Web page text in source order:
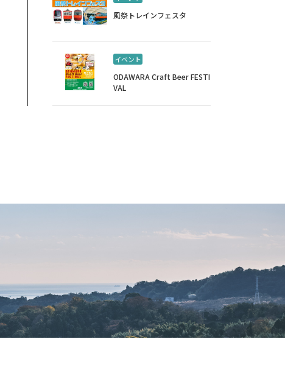
風祭トレインフェスタ
イベント
ODAWARA Craft Beer FESTI
VAL